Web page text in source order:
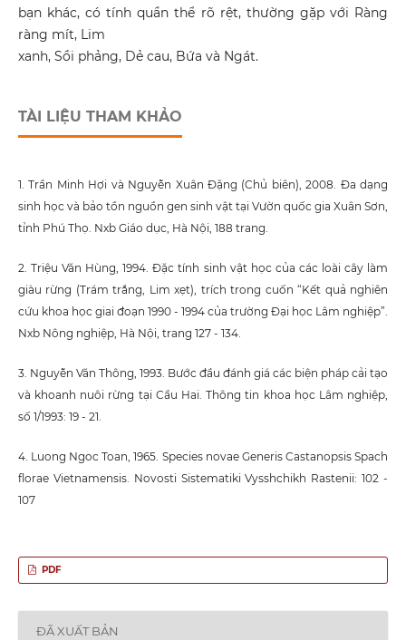
bạn khác, có tính quần thể rõ rệt, thường gặp với Ràng
ràng mít, Lim
xanh, Sồi phảng, Dẻ cau, Bứa và Ngát.
TÀI LIỆU THAM KHẢO
1. Trần Minh Hợi và Nguyễn Xuân Đặng (Chủ biên), 2008. Đa dạng
sinh học và bảo tồn nguồn gen sinh vật tại Vườn quốc gia Xuân Sơn,
tỉnh Phú Thọ. Nxb Giáo dục, Hà Nội, 188 trang.
2. Triệu Văn Hùng, 1994. Đặc tính sinh vật học của các loài cây làm
giàu rừng (Trám trắng, Lim xẹt), trích trong cuốn “Kết quả nghiên
cứu khoa học giai đoạn 1990 - 1994 của trường Đại học Lâm nghiệp”.
Nxb Nông nghiệp, Hà Nội, trang 127 - 134.
3. Nguyễn Văn Thông, 1993. Bước đầu đánh giá các biện pháp cải tạo
và khoanh nuôi rừng tại Cầu Hai. Thông tin khoa học Lâm nghiệp,
số 1/1993: 19 - 21.
4. Luong Ngoc Toan, 1965. Species novae Generis Castanopsis Spach
florae Vietnamensis. Novosti Sistematiki Vysshchikh Rastenii: 102 -
107
PDF
ĐÃ XUẤT BẢN